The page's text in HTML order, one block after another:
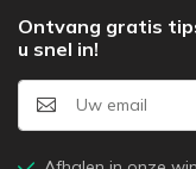
Ontvang gratis
u snel in!